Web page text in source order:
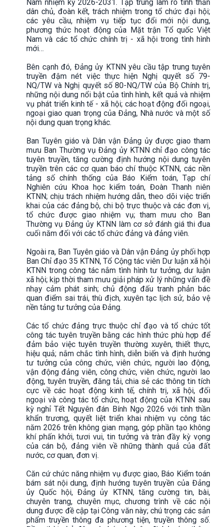
Nam nhiệm kỳ 2026-2031. Tập trung làm rõ tinh thần
dân chủ, đoàn kết, trách nhiệm trong tổ chức đại hội;
các yêu cầu, nhiệm vụ tiếp tục đổi mới nội dung,
phương thức hoạt động của Mặt trận Tổ quốc Việt
Nam và các tổ chức chính trị - xã hội trong tình hình
mới…
Bên cạnh đó, Đảng ủy KTNN yêu cầu tập trung tuyên
truyền đậm nét việc thực hiện Nghị quyết số 79-
NQ/TW và Nghị quyết số 80-NQ/TW của Bộ Chính trị,
những nội dung nổi bật của tình hình, kết quả và nhiệm
vụ phát triển kinh tế - xã hội; các hoạt động đối ngoại,
ngoại giao quan trọng của Đảng, Nhà nước và một số
nội dung quan trọng khác.
Ban Tuyên giáo và Dân vận Đảng ủy được giao tham
mưu Ban Thường vụ Đảng ủy KTNN chỉ đạo công tác
tuyên truyền, tăng cường định hướng nội dung tuyên
truyền trên các cơ quan báo chí thuộc KTNN, các nền
tảng số chính thống của Báo Kiểm toán, Tạp chí
Nghiên cứu Khoa học kiểm toán, Đoàn Thanh niên
KTNN; chịu trách nhiệm hướng dẫn, theo dõi việc triển
khai của các đảng bộ, chi bộ trực thuộc và các đơn vị,
tổ chức được giao nhiệm vụ; tham mưu cho Ban
Thường vụ Đảng ủy KTNN làm cơ sở đánh giá thi đua
cuối năm đối với các tổ chức đảng và đảng viên.
Ngoài ra, Ban Tuyên giáo và Dân vận Đảng ủy phối hợp
Ban Chỉ đạo 35 KTNN, Tổ Cộng tác viên Dư luận xã hội
KTNN trong công tác nắm tình hình tư tưởng, dư luận
xã hội; kịp thời tham mưu giải pháp xử lý những vấn đề
nhạy cảm phát sinh; chủ động đấu tranh phản bác
quan điểm sai trái, thù địch, xuyên tạc lịch sử, bảo vệ
nền tảng tư tưởng của Đảng.
Các tổ chức đảng trực thuộc chỉ đạo và tổ chức tốt
công tác tuyên truyền bằng các hình thức phù hợp để
đảm bảo việc tuyên truyền thường xuyên, thiết thực,
hiệu quả; nắm chắc tình hình, diễn biến và định hướng
tư tưởng của công chức, viên chức, người lao động,
vận động đảng viên, công chức, viên chức, người lao
động, tuyên truyền, đăng tải, chia sẻ các thông tin tích
cực về các hoạt động kinh tế, chính trị, xã hội, đối
ngoại và công tác tổ chức, hoạt động của KTNN sau
kỳ nghỉ Tết Nguyên đán Bính Ngọ 2026 với tinh thần
khẩn trương, quyết liệt triển khai nhiệm vụ công tác
năm 2026 trên không gian mạng, góp phần tạo không
khí phấn khởi, tươi vui, tin tưởng và tràn đầy kỳ vọng
của cán bộ, đảng viên về những thành quả của đất
nước, cơ quan, đơn vị.
Căn cứ chức năng nhiệm vụ được giao, Báo Kiểm toán
bám sát nội dung, định hướng tuyên truyền của Đảng
ủy Quốc hội, Đảng ủy KTNN, tăng cường tin, bài,
chuyên trang, chuyên mục, chương trình về các nội
dung được đề cập tại Công văn này; chú trọng các sản
phẩm truyền thông đa phương tiện, truyền thông số.